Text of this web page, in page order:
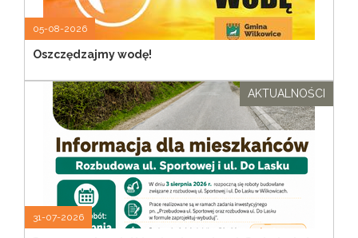
05-08-2026
Oszczędzajmy wodę!
31-07-2026
AKTUALNOŚCI